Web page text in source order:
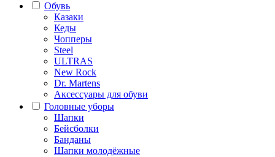
Обувь
Казаки
Кеды
Чопперы
Steel
ULTRAS
New Rock
Dr. Martens
Аксессуары для обуви
Головные уборы
Шапки
Бейсболки
Банданы
Шапки молодёжные